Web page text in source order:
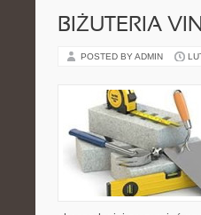
BIŻUTERIA
POSTED BY ADMIN